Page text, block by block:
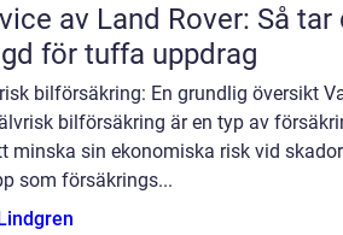
av Land Rover: Så
för tuffa uppdrag
bilförsäkring: En grundlig översikt
bilförsäkring är en typ av
minska sin ekonomiska risk vid
som försäkrings...